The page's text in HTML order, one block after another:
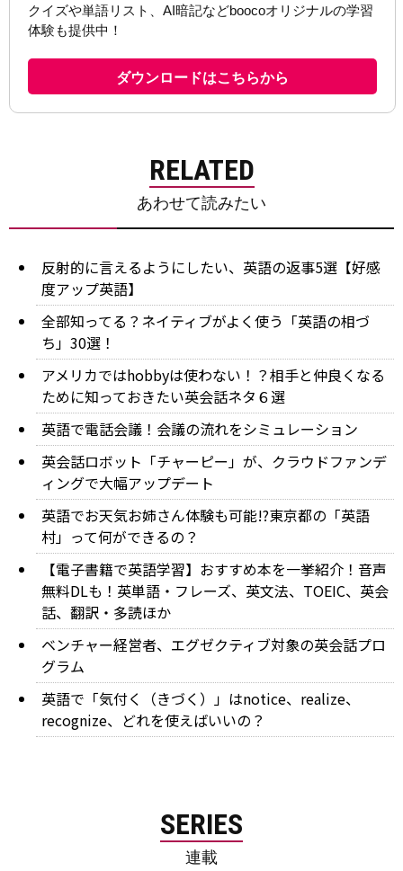
RELATED
あわせて読みたい
反射的に言えるようにしたい、英語の返事5選【好感
度アップ英語】
全部知ってる？ネイティブがよく使う「英語の相づ
ち」30選！
アメリカではhobbyは使わない！？相手と仲良くなる
ために知っておきたい英会話ネタ６選
英語で電話会議！会議の流れをシミュレーション
英会話ロボット「チャーピー」が、クラウドファンデ
ィングで大幅アップデート
英語でお天気お姉さん体験も可能!?東京都の「英語
村」って何ができるの？
【電子書籍で英語学習】おすすめ本を一挙紹介！音声
無料DLも！英単語・フレーズ、英文法、TOEIC、英会
話、翻訳・多読ほか
ベンチャー経営者、エグゼクティブ対象の英会話プロ
グラム
英語で「気付く（きづく）」はnotice、realize、
recognize、どれを使えばいいの？
SERIES
連載